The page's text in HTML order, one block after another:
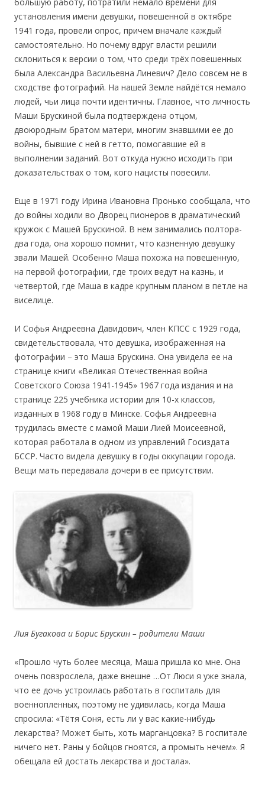
установления имени девушки, повешенной в октябре
1941 года, провели опрос, причем вначале каждый
самостоятельно. Но почему вдруг власти решили
склониться к версии о том, что среди трёх повешенных
была Александра Васильевна Линевич? Дело совсем не в
сходстве фотографий. На нашей Земле найдётся немало
людей, чьи лица почти идентичны. Главное, что личность
Маши Брускиной была подтверждена отцом,
двоюродным братом матери, многим знавшими ее до
войны, бывшие с ней в гетто, помогавшие ей в
выполнении заданий. Вот откуда нужно исходить при
доказательствах о том, кого нацисты повесили.
Еще в 1971 году Ирина Ивановна Пронько сообщала, что
до войны ходили во Дворец пионеров в драматический
кружок с Машей Брускиной. В нем занимались полтора-
два года, она хорошо помнит, что казненную девушку
звали Машей. Особенно Маша похожа на повешенную,
на первой фотографии, где троих ведут на казнь, и
четвертой, где Маша в кадре крупным планом в петле на
виселице.
И Софья Андреевна Давидович, член КПСС с 1929 года,
свидетельствовала, что девушка, изображенная на
фотографии – это Маша Брускина. Она увидела ее на
странице книги «Великая Отечественная война
Советского Союза 1941-1945» 1967 года издания и на
странице 225 учебника истории для 10-х классов,
изданных в 1968 году в Минске. Софья Андреевна
трудилась вместе с мамой Маши Лией Моисеевной,
которая работала в одном из управлений Госиздата
БССР. Часто видела девушку в годы оккупации города.
Вещи мать передавала дочери в ее присутствии.
Лия Бугакова и Борис Брускин – родители Маши
«Прошло чуть более месяца, Маша пришла ко мне. Она
очень повзрослела, даже внешне …От Люси я уже знала,
что ее дочь устроилась работать в госпиталь для
военнопленных, поэтому не удивилась, когда Маша
спросила: «Тётя Соня, есть ли у вас какие-нибудь
лекарства? Может быть, хоть марганцовка? В госпитале
ничего нет. Раны у бойцов гноятся, а промыть нечем». Я
обещала ей достать лекарства и достала».